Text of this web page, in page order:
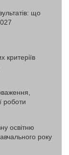
що
критеріїв
роботи
освітню
року